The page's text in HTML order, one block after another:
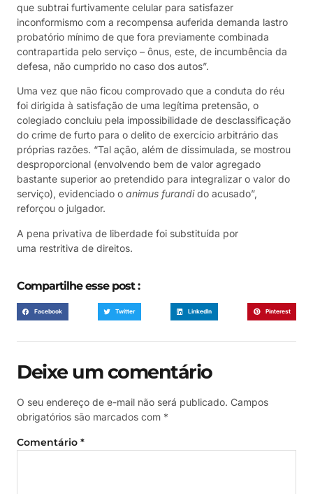
que subtrai furtivamente celular para satisfazer
inconformismo com a recompensa auferida demanda lastro
probatório mínimo de que fora previamente combinada
contrapartida pelo serviço – ônus, este, de incumbência da
defesa, não cumprido no caso dos autos”.
Uma vez que não ficou comprovado que a conduta do réu
foi dirigida à satisfação de uma legítima pretensão, o
colegiado concluiu pela impossibilidade de desclassificação
do crime de furto para o delito de exercício arbitrário das
próprias razões. “Tal ação, além de dissimulada, se mostrou
desproporcional (envolvendo bem de valor agregado
bastante superior ao pretendido para integralizar o valor do
serviço), evidenciado o animus furandido acusado”,
reforçou o julgador.
A pena privativa de liberdade foi substituída por
uma restritiva de direitos.
Compartilhe esse post :
Facebook Twitter LinkedIn Pinterest
Deixe um comentário
O seu endereço de e-mail não será publicado. Campos
obrigatórios são marcados com *
Comentário *